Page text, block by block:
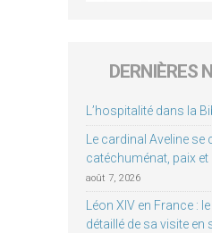
DERNIÈRES
L’hospitalité dans la
Le cardinal Aveline se
catéchuménat, paix
août 7, 2026
Léon XIV en France :
détaillé de sa visite en